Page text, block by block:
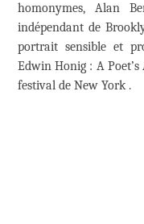
homonymes, Alan
indépendant de
portrait sensible et
Edwin Honig : A
festival de New York .